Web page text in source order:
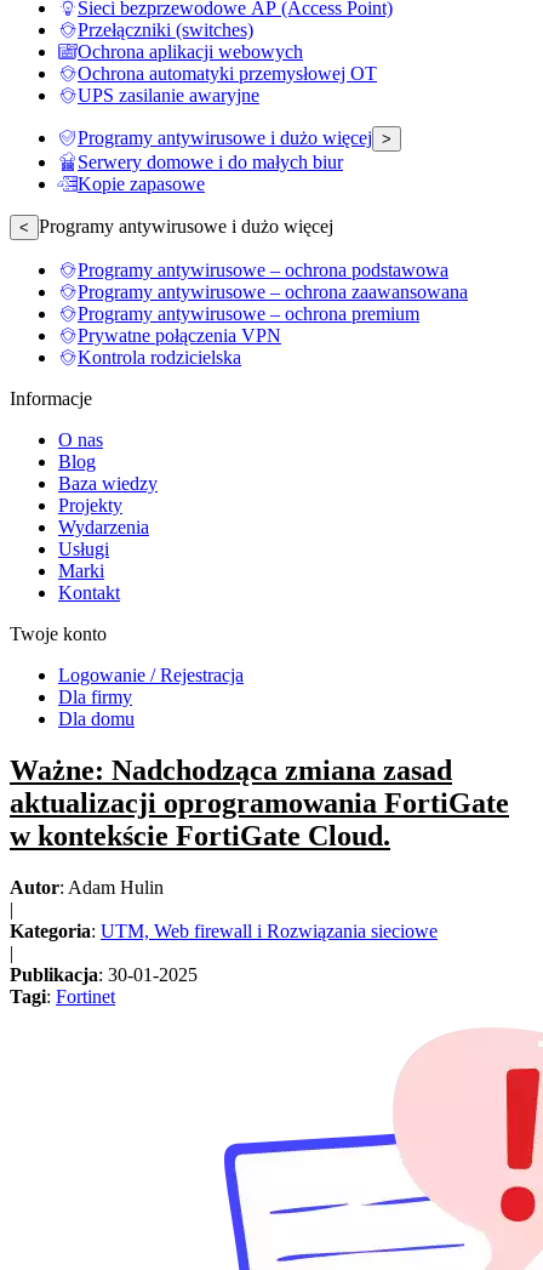
Sieci bezprzewodowe AP (Access Point)
Przełączniki (switches)
Ochrona aplikacji webowych
Ochrona automatyki przemysłowej OT
UPS zasilanie awaryjne
Programy antywirusowe i dużo więcej >
Serwery domowe i do małych biur
Kopie zapasowe
< Programy antywirusowe i dużo więcej
Programy antywirusowe – ochrona podstawowa
Programy antywirusowe – ochrona zaawansowana
Programy antywirusowe – ochrona premium
Prywatne połączenia VPN
Kontrola rodzicielska
Informacje
O nas
Blog
Baza wiedzy
Projekty
Wydarzenia
Usługi
Marki
Kontakt
Twoje konto
Logowanie / Rejestracja
Dla firmy
Dla domu
Ważne: Nadchodząca zmiana zasad
aktualizacji oprogramowania FortiGate
w kontekście FortiGate Cloud.
Autor: Adam Hulin
|
Kategoria: UTM, Web firewall i Rozwiązania sieciowe
|
Publikacja: 30-01-2025
Tagi: Fortinet